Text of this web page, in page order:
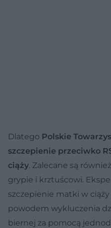
Dlatego Polskie
szczepienie przeciwko
ciąży. Zalecane są
grypie i krztuścowi.
szczepienie matki w
powodem wykluczenia
biernej za pomocą